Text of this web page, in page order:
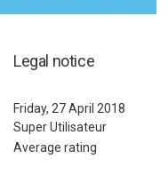
Legal notice
Friday, 27 April 2018
Super Utilisateur
Average rating